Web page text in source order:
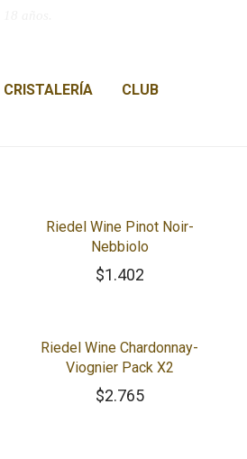
CRISTALERÍA CLUB
Riedel Wine Pinot Noir-
Nebbiolo
$1.402
Riedel Wine Chardonnay-
Viognier Pack X2
$2.765